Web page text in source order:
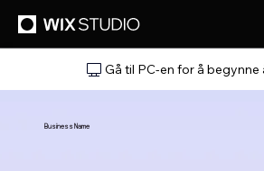
Gå til PC-en for å begynne